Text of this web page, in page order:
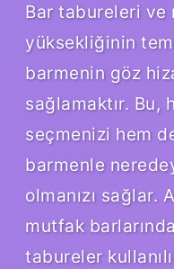
Bar tabureleri ve
yüksekliğinin
barmenin göz
sağlamaktır. Bu,
seçmenizi hem
barmenle
olmanızı sağlar.
mutfak
tabureler